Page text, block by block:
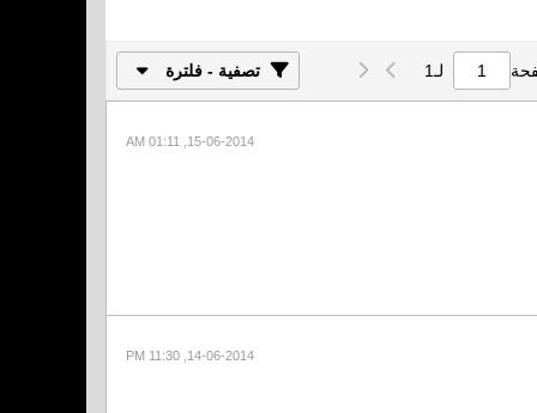
لـ1 تصفية - فلترة
15-06-2014, 01:11 AM
14-06-2014, 11:30 PM